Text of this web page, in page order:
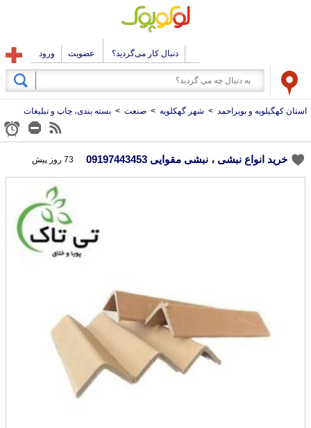
دنبال کار می‌گردید؟ عضویت ورود
استان کهگیلویه و بویراحمد > شهر گهکلویه > صنعت > بسته بندی، چاپ و تبلیغات
خرید انواع نبشی ، نبشی مقوایی 09197443453 73 روز پیش